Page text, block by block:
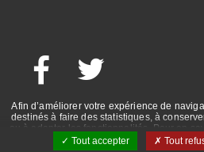
Facebook
Afin d’améliorer votre expérience de
destinés à faire des statistiques, à
ou à adapter les fonctionnalités. Pour en
ces cookies, nous vous invitons à prendre
Tout accepter Tout